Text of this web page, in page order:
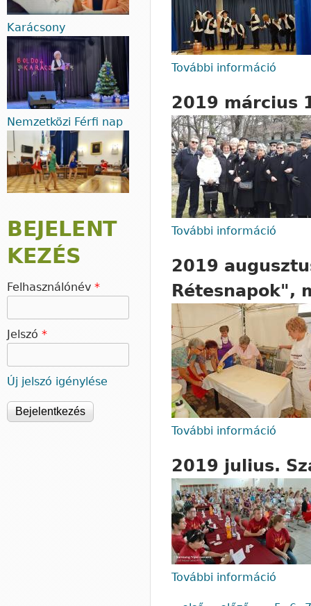
További információ
2019 március
További információ
2019
Rétesnapok",
További információ
2019 julius.
További információ
Karácsony
Nemzetközi Férfi nap
BEJELENT
KEZÉS
Felhasználónév *
Jelszó *
Új jelszó igénylése